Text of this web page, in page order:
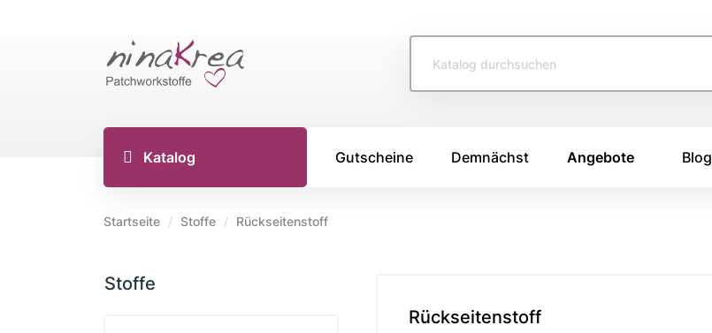
Katalog
Tilda Stoffe 2025
Swafing Kim
Gutscheine Demnächst Angebote Blog
Startseite Stoffe Rückseitenstoff
Stoffe
Rückseitenstoff